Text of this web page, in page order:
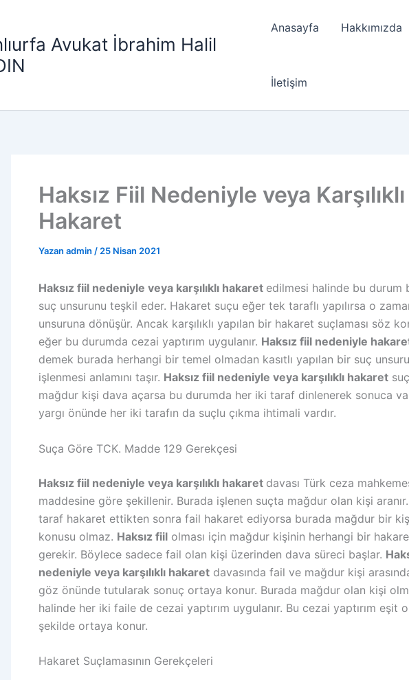
Avukat İbrahim Halil
Anasayfa Hakkımızda
İletişim
Haksız Fiil Nedeniyle veya Karşılıklı
Hakaret
Yazan admin / 25 Nisan 2021
Haksız fiil nedeniyle veya karşılıklı hakaret edilmesi halinde bu durum
suç unsurunu teşkil eder. Hakaret suçu eğer tek taraflı yapılırsa o
unsuruna dönüşür. Ancak karşılıklı yapılan bir hakaret suçlaması söz
eğer bu durumda cezai yaptırım uygulanır. Haksız fiil nedeniyle
demek burada herhangi bir temel olmadan kasıtlı yapılan bir suç
işlenmesi anlamını taşır. Haksız fiil nedeniyle veya karşılıklı hakaret
mağdur kişi dava açarsa bu durumda her iki taraf dinlenerek sonuca
yargı önünde her iki tarafın da suçlu çıkma ihtimali vardır.
Suça Göre TCK. Madde 129 Gerekçesi
Haksız fiil nedeniyle veya karşılıklı hakaret davası Türk ceza
maddesine göre şekillenir. Burada işlenen suçta mağdur olan kişi aranır.
taraf hakaret ettikten sonra fail hakaret ediyorsa burada mağdur bir
konusu olmaz. Haksız fiil olması için mağdur kişinin herhangi bir
gerekir. Böylece sadece fail olan kişi üzerinden dava süreci başlar.
nedeniyle veya karşılıklı hakaret davasında fail ve mağdur kişi
göz önünde tutularak sonuç ortaya konur. Burada mağdur olan kişi
halinde her iki faile de cezai yaptırım uygulanır. Bu cezai yaptırım eşit
şekilde ortaya konur.
Hakaret Suçlamasının Gerekçeleri